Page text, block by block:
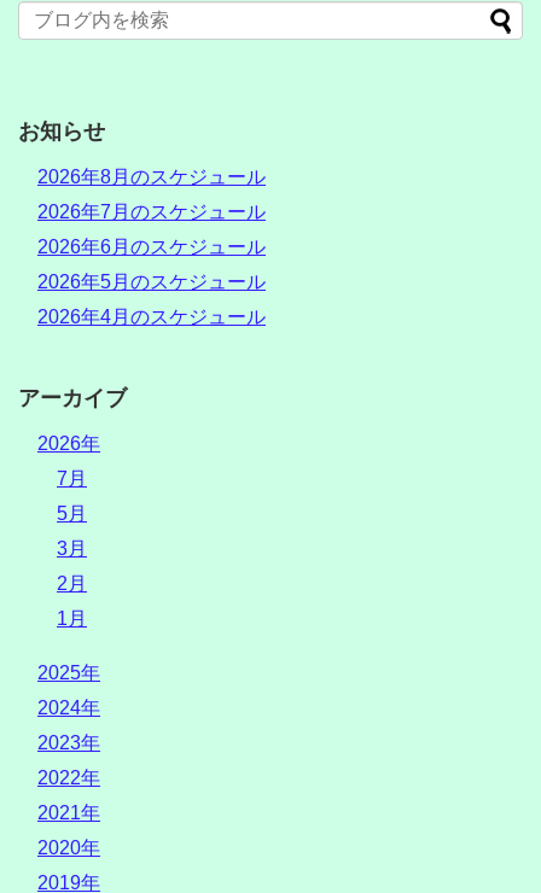
お知らせ
2026年8月のスケジュール
2026年7月のスケジュール
2026年6月のスケジュール
2026年5月のスケジュール
2026年4月のスケジュール
アーカイブ
2026年
7月
5月
3月
2月
1月
2025年
2024年
2023年
2022年
2021年
2020年
2019年